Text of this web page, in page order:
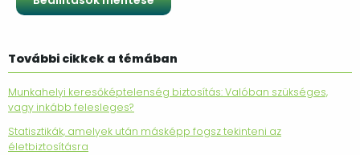
További cikkek a témában
Munkahelyi keresőképtelenség biztosítás: Valóban szükséges,
vagy inkább felesleges?
Statisztikák, amelyek után másképp fogsz tekinteni az
életbiztosításra